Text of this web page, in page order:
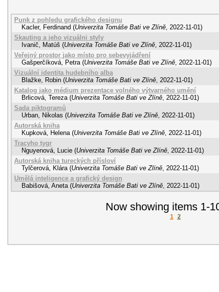
Punk z pohledu grafického designu
Kacler, Ferdinand (Univerzita Tomáše Bati ve Zlíně, 2022-11-01)
Skauting a jeho vizuálni styly
Ivanič, Matúš (Univerzita Tomáše Bati ve Zlíně, 2022-11-01)
Veřejný prostor jako místo pro sebevyjádření
Gašperčíková, Petra (Univerzita Tomáše Bati ve Zlíně, 2022-11-01)
Vizuální identita hudebního alba
Blažke, Robin (Univerzita Tomáše Bati ve Zlíně, 2022-11-01)
Katalog jako médium prezentace volného výtvarného umění
Brlicová, Tereza (Univerzita Tomáše Bati ve Zlíně, 2022-11-01)
Sada piktogramů
Urban, Nikolas (Univerzita Tomáše Bati ve Zlíně, 2022-11-01)
Autorská kniha
Kupková, Helena (Univerzita Tomáše Bati ve Zlíně, 2022-11-01)
Tracyho tygr
Nguyenová, Lucie (Univerzita Tomáše Bati ve Zlíně, 2022-11-01)
Autorská kniha tureckých přísloví
Tylčerová, Klára (Univerzita Tomáše Bati ve Zlíně, 2022-11-01)
Umělá inteligence a grafický design
Babišová, Aneta (Univerzita Tomáše Bati ve Zlíně, 2022-11-01)
Now showing items 1-
1 2